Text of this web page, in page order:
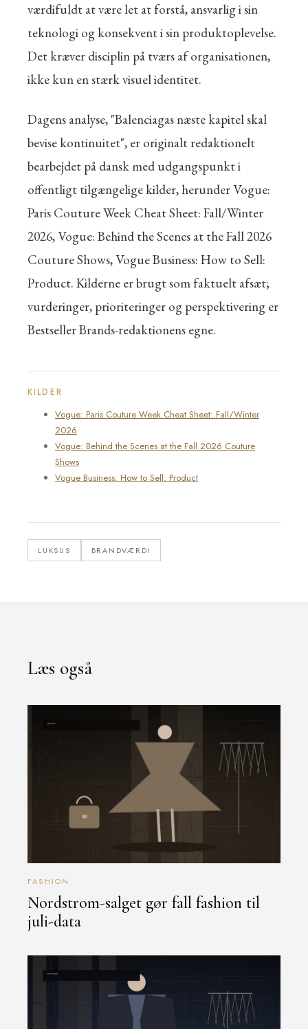
værdifuldt at være let at forstå, ansvarlig i sin
teknologi og konsekvent i sin produktoplevelse.
Det kræver disciplin på tværs af organisationen,
ikke kun en stærk visuel identitet.
Dagens analyse, "Balenciagas næste kapitel skal
bevise kontinuitet", er originalt redaktionelt
bearbejdet på dansk med udgangspunkt i
offentligt tilgængelige kilder, herunder Vogue:
Paris Couture Week Cheat Sheet: Fall/Winter
2026, Vogue: Behind the Scenes at the Fall 2026
Couture Shows, Vogue Business: How to Sell:
Product. Kilderne er brugt som faktuelt afsæt;
vurderinger, prioriteringer og perspektivering er
Bestseller Brands-redaktionens egne.
KILDER
Vogue: Paris Couture Week Cheat Sheet: Fall/Winter
2026
Vogue: Behind the Scenes at the Fall 2026 Couture
Shows
Vogue Business: How to Sell: Product
LUKSUS BRANDVÆRDI
Læs også
FASHION
Nordstrom-salget gør fall fashion til
juli-data